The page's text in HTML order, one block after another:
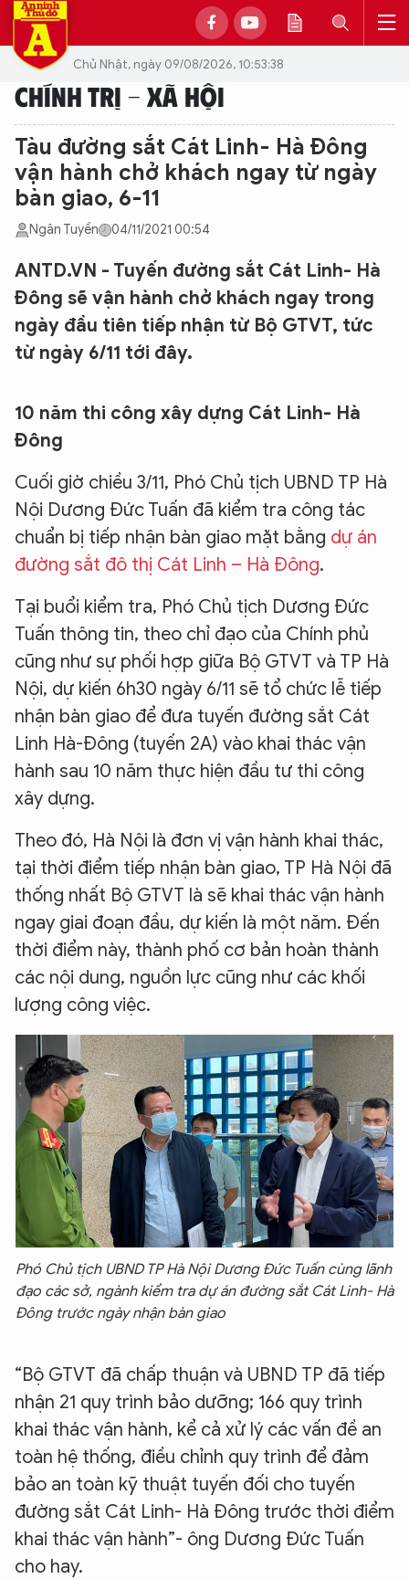
Chủ Nhật, ngày 09/08/2026, 10:53:38
CHÍNH TRỊ - XÃ HỘI
Tàu đường sắt Cát Linh- Hà Đông
vận hành chở khách ngay từ ngày
bàn giao, 6-11
Ngân Tuyền 04/11/2021 00:54
ANTD.VN - Tuyến đường sắt Cát Linh- Hà
Đông sẽ vận hành chở khách ngay trong
ngày đầu tiên tiếp nhận từ Bộ GTVT, tức
từ ngày 6/11 tới đây.
10 năm thi công xây dựng Cát Linh- Hà
Đông
Cuối giờ chiều 3/11, Phó Chủ tịch UBND TP Hà
Nội Dương Đức Tuấn đã kiểm tra công tác
chuẩn bị tiếp nhận bàn giao mặt bằng dự án
đường sắt đô thị Cát Linh – Hà Đông.
Tại buổi kiểm tra, Phó Chủ tịch Dương Đức
Tuấn thông tin, theo chỉ đạo của Chính phủ
cũng như sự phối hợp giữa Bộ GTVT và TP Hà
Nội, dự kiến 6h30 ngày 6/11 sẽ tổ chức lễ tiếp
nhận bàn giao để đưa tuyến đường sắt Cát
Linh Hà-Đông (tuyến 2A) vào khai thác vận
hành sau 10 năm thực hiện đầu tư thi công
xây dựng.
Theo đó, Hà Nội là đơn vị vận hành khai thác,
tại thời điểm tiếp nhận bàn giao, TP Hà Nội đã
thống nhất Bộ GTVT là sẽ khai thác vận hành
ngay giai đoạn đầu, dự kiến là một năm. Đến
thời điểm này, thành phố cơ bản hoàn thành
các nội dung, nguồn lực cũng như các khối
lượng công việc.
Phó Chủ tịch UBND TP Hà Nội Dương Đức Tuấn cùng lãnh
đạo các sở, ngành kiểm tra dự án đường sắt Cát Linh- Hà
Đông trước ngày nhận bàn giao
“Bộ GTVT đã chấp thuận và UBND TP đã tiếp
nhận 21 quy trình bảo dưỡng; 166 quy trình
khai thác vận hành, kể cả xử lý các vấn đề an
toàn hệ thống, điều chỉnh quy trình để đảm
bảo an toàn kỹ thuật tuyến đối cho tuyến
đường sắt Cát Linh- Hà Đông trước thời điểm
khai thác vận hành”- ông Dương Đức Tuấn
cho hay.